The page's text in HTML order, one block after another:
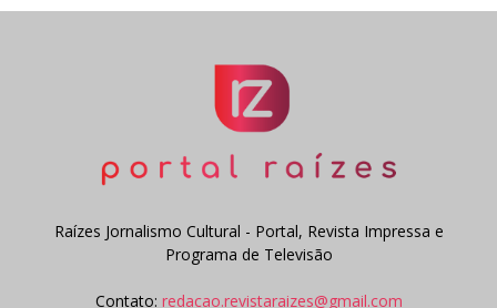
Raízes Jornalismo Cultural - Portal, Revista Impressa e
Programa de Televisão
Contato: redacao.revistaraizes@gmail.com